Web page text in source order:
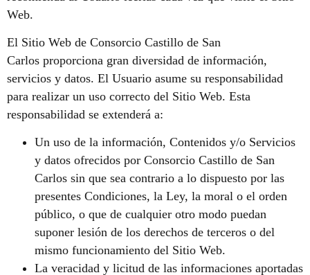
Web.
El Sitio Web de Consorcio Castillo de San
Carlos proporciona gran diversidad de información,
servicios y datos. El Usuario asume su responsabilidad
para realizar un uso correcto del Sitio Web. Esta
responsabilidad se extenderá a:
Un uso de la información, Contenidos y/o Servicios
y datos ofrecidos por Consorcio Castillo de San
Carlos sin que sea contrario a lo dispuesto por las
presentes Condiciones, la Ley, la moral o el orden
público, o que de cualquier otro modo puedan
suponer lesión de los derechos de terceros o del
mismo funcionamiento del Sitio Web.
La veracidad y licitud de las informaciones aportadas